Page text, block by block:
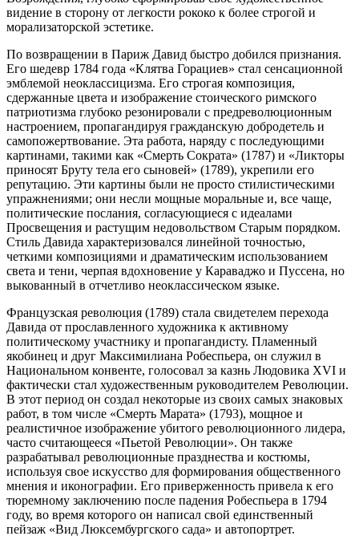
видение в сторону от легкости рококо к более строгой и
морализаторской эстетике.
По возвращении в Париж Давид быстро добился признания.
Его шедевр 1784 года «Клятва Горациев» стал сенсационной
эмблемой неоклассицизма. Его строгая композиция,
сдержанные цвета и изображение стоического римского
патриотизма глубоко резонировали с предреволюционным
настроением, пропагандируя гражданскую добродетель и
самопожертвование. Эта работа, наряду с последующими
картинами, такими как «Смерть Сократа» (1787) и «Ликторы
приносят Бруту тела его сыновей» (1789), укрепили его
репутацию. Эти картины были не просто стилистическими
упражнениями; они несли мощные моральные и, все чаще,
политические послания, согласующиеся с идеалами
Просвещения и растущим недовольством Старым порядком.
Стиль Давида характеризовался линейной точностью,
четкими композициями и драматическим использованием
света и тени, черпая вдохновение у Караваджо и Пуссена, но
выкованный в отчетливо неоклассическом языке.
Французская революция (1789) стала свидетелем перехода
Давида от прославленного художника к активному
политическому участнику и пропагандисту. Пламенный
якобинец и друг Максимилиана Робеспьера, он служил в
Национальном конвенте, голосовал за казнь Людовика XVI и
фактически стал художественным руководителем Революции.
В этот период он создал некоторые из своих самых знаковых
работ, в том числе «Смерть Марата» (1793), мощное и
реалистичное изображение убитого революционного лидера,
часто считающееся «Пьетой Революции». Он также
разрабатывал революционные празднества и костюмы,
используя свое искусство для формирования общественного
мнения и иконографии. Его приверженность привела к его
тюремному заключению после падения Робеспьера в 1794
году, во время которого он написал свой единственный
пейзаж «Вид Люксембургского сада» и автопортрет.